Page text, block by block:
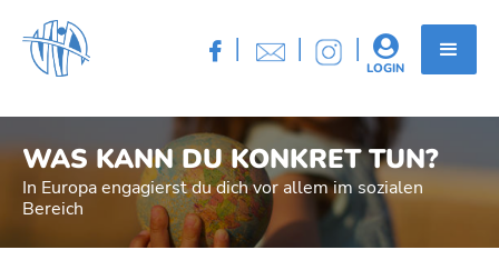
 | | | 
LOGIN
WAS KANN DU KONKRET TUN?
In Europa engagierst du dich vor allem im sozialen
Bereich